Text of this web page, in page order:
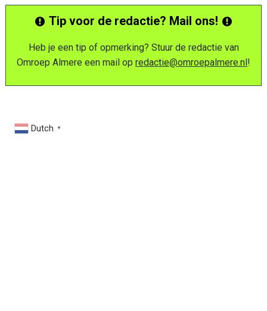
Tip voor de redactie? Mail ons!
Heb je een tip of opmerking? Stuur de redactie van
Omroep Almere een mail op redactie@omroepalmere.nl!
Dutch ▼